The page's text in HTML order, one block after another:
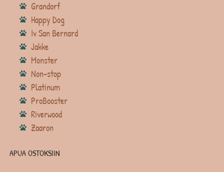
Grandorf
Happy Dog
Iv San Bernard
Jakke
Monster
Non-stop
Platinum
ProBooster
Riverwood
Zaaron
APUA OSTOKSIIN